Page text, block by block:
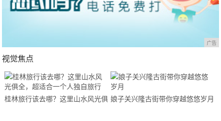
广告
视觉焦点
桂林旅行该去哪？这里山水风光俱 娘子关兴隆古街带你穿越悠悠岁月